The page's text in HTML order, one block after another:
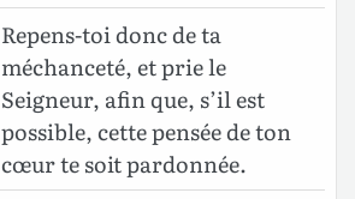
Repens-toi donc de ta
méchanceté, et prie le
Seigneur, afin que, s’il est
possible, cette pensée de ton
cœur te soit pardonnée.